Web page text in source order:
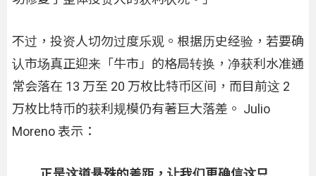
不过，投资人切勿过度乐观。根据历史经验，若要确
认市场真正迎来「牛市」的格局转换，净获利水准通
常会落在 13 万至 20 万枚比特币区间，而目前这 2
万枚比特币的获利规模仍有著巨大落差。 Julio
Moreno 表示：